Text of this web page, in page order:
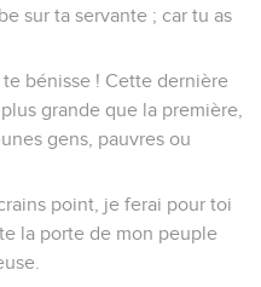
sur ta servante ; car tu as
bénisse ! Cette dernière
grande que la première,
gens, pauvres ou
point, je ferai pour toi
la porte de mon peuple